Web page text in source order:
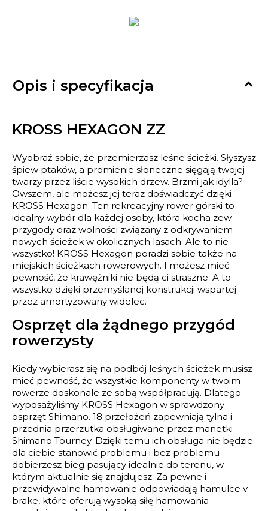
Opis i specyfikacja 
KROSS HEXAGON ZZ
Wyobraź sobie, że przemierzasz leśne ścieżki. Słyszysz
śpiew ptaków, a promienie słoneczne sięgają twojej
twarzy przez liście wysokich drzew. Brzmi jak idylla?
Owszem, ale możesz jej teraz doświadczyć dzięki
KROSS Hexagon. Ten rekreacyjny rower górski to
idealny wybór dla każdej osoby, która kocha zew
przygody oraz wolności związany z odkrywaniem
nowych ścieżek w okolicznych lasach. Ale to nie
wszystko! KROSS Hexagon poradzi sobie także na
miejskich ścieżkach rowerowych. I możesz mieć
pewność, że krawężniki nie będą ci straszne. A to
wszystko dzięki przemyślanej konstrukcji wspartej
przez amortyzowany widelec.
Osprzęt dla żądnego przygód
rowerzysty
Kiedy wybierasz się na podbój leśnych ścieżek musisz
mieć pewność, że wszystkie komponenty w twoim
rowerze doskonale ze sobą współpracują. Dlatego
wyposażyliśmy KROSS Hexagon w sprawdzony
osprzęt Shimano. 18 przełożeń zapewniają tylna i
przednia przerzutka obsługiwane przez manetki
Shimano Tourney. Dzięki temu ich obsługa nie będzie
dla ciebie stanowić problemu i bez problemu
dobierzesz bieg pasujący idealnie do terenu, w
którym aktualnie się znajdujesz. Za pewne i
przewidywalne hamowanie odpowiadają hamulce v-
brake, które oferują wysoką siłę hamowania